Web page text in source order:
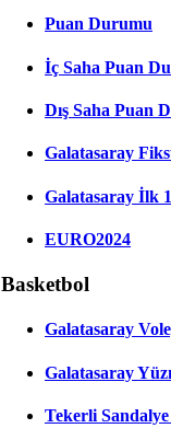
Puan Durumu
İç Saha Puan
Dış Saha Puan
Galatasaray
Galatasaray İlk
EURO2024
Basketbol
Galatasaray
Galatasaray
Tekerli